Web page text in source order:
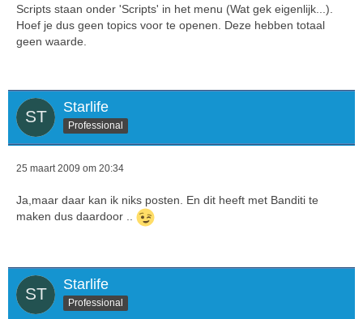
Scripts staan onder 'Scripts' in het menu (Wat gek eigenlijk...).
Hoef je dus geen topics voor te openen. Deze hebben totaal
geen waarde.
Starlife
Professional
25 maart 2009 om 20:34
Ja,maar daar kan ik niks posten. En dit heeft met Banditi te
maken dus daardoor ..
Starlife
Professional